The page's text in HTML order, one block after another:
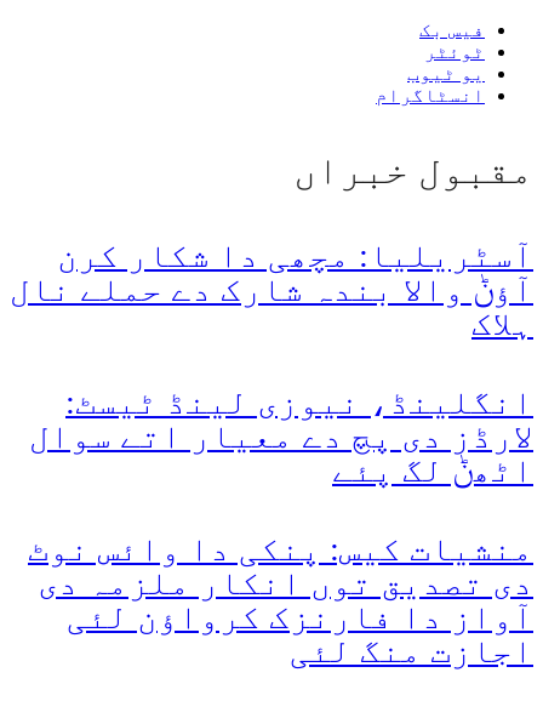
فیس بک
ٹوئٹر
یو ٹیوب
انسٹاگرام
مقبول خبراں
آسٹریلیا: مچھی دا شکار کرن
آؤݨ والا بندہ شارک دے حملے نال
ہلاک
انگلینڈ، نیوزی لینڈ ٹیسٹ:
لارڈز دی پچ دے معیار اتے سوال
اٹھݨ لگ پئے
منشیات کیس: پنکی دا وائس نوٹ
دی تصدیق توں انکار ملزمہ دی
آواز دا فارنزک کرواؤن لئی
اجازت منگ لئی